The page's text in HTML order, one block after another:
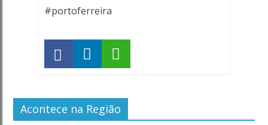
#portoferreira
Acontece na Região